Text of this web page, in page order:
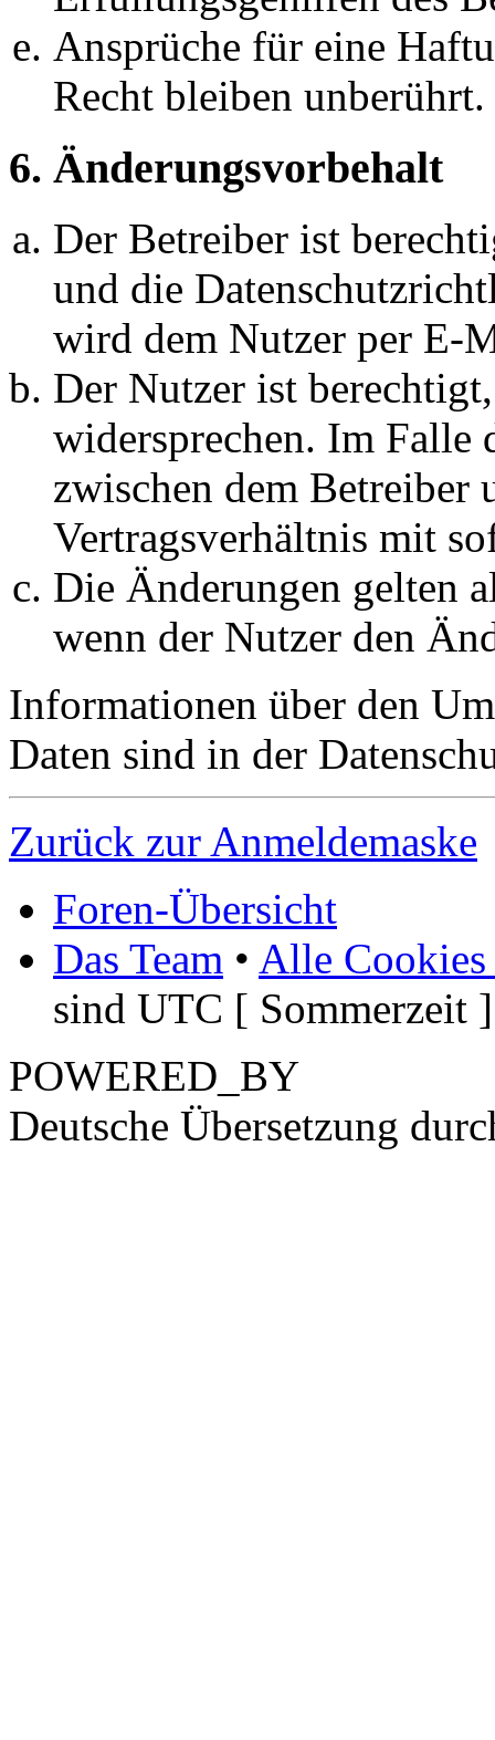
Ansprüche für eine
Recht bleiben unberührt.
6. Änderungsvorbehalt
Der Betreiber ist
und die
wird dem Nutzer per E-
Der Nutzer ist
widersprechen. Im Falle
zwischen dem Betreiber
Vertragsverhältnis mit
Die Änderungen gelten
wenn der Nutzer den
Informationen über den
Daten sind in der
Zurück zur Anmeldemaske
Foren-Übersicht
Das Team • Alle Cookies
sind UTC [ Sommerzeit ]
POWERED_BY
Deutsche Übersetzung